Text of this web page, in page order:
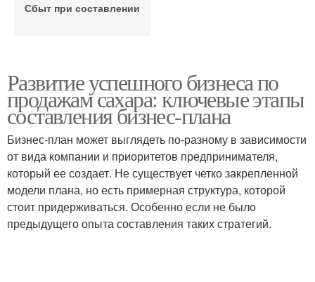
Сбыт при составлении
Развитие успешного бизнеса по
продажам сахара: ключевые этапы
составления бизнес-плана
Бизнес-план может выглядеть по-разному в зависимости
от вида компании и приоритетов предпринимателя,
который ее создает. Не существует четко закрепленной
модели плана, но есть примерная структура, которой
стоит придерживаться. Особенно если не было
предыдущего опыта составления таких стратегий.